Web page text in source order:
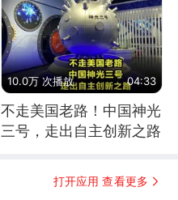
10.0万 次播放 04:33
不走美国老路！中国神光
三号，走出自主创新之路
打开应用 查看更多